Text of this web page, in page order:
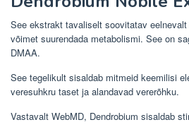
See ekstrakt tavaliselt soovitatav
võimet suurendada metabolismi. See on
DMAA.
See tegelikult sisaldab mitmeid keemilisi
veresuhkru taset ja alandavad vererõhku.
Vastavalt WebMD, Dendrobium sisaldab